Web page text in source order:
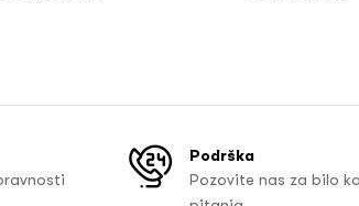
Podrška
Pozovite nas za bilo